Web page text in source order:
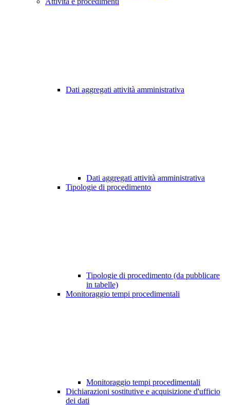
Dati aggregati attività amministrativa
Dati aggregati attività amministrativa
Tipologie di procedimento
Tipologie di procedimento (da pubblicare
in tabelle)
Monitoraggio tempi procedimentali
Monitoraggio tempi procedimentali
Dichiarazioni sostitutive e acquisizione d'ufficio
dei dati